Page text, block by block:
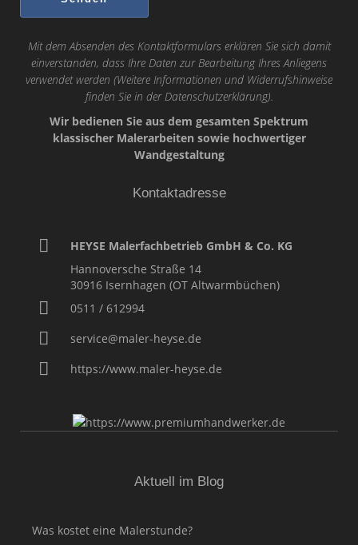
Mit dem Absenden des Kontaktformulars erklären Sie sich damit
einverstanden, dass Ihre Daten zur Bearbeitung Ihres Anliegens
verwendet werden (Weitere Informationen und Widerrufshinweise
finden Sie in der Datenschutzerklärung).
Wir bedienen Sie aus dem gesamten Spektrum
klassischer Malerarbeiten sowie hochwertiger
Wandgestaltung
Kontaktadresse
HEYSE Malerfachbetrieb GmbH & Co. KG
Hannoversche Straße 14
30916 Isernhagen (OT Altwarmbüchen)
0511 / 612994
service@maler-heyse.de
https://www.maler-heyse.de
Aktuell im Blog
Was kostet eine Malerstunde?